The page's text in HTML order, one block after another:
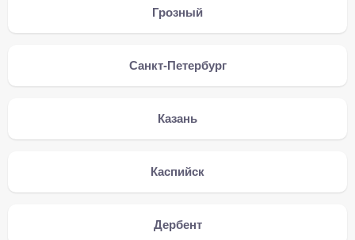
Грозный
Санкт-Петербург
Казань
Каспийск
Дербент